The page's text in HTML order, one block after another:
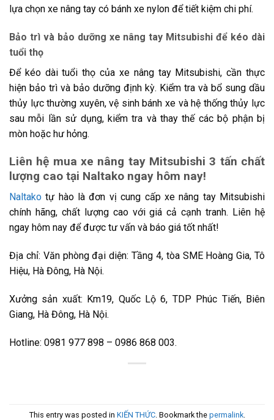
lựa chọn xe nâng tay có bánh xe nylon để tiết kiệm chi phí.
Bảo trì và bảo dưỡng xe nâng tay Mitsubishi để kéo dài
tuổi thọ
Để kéo dài tuổi thọ của xe nâng tay Mitsubishi, cần thực
hiện bảo trì và bảo dưỡng định kỳ. Kiểm tra và bổ sung dầu
thủy lực thường xuyên, vệ sinh bánh xe và hệ thống thủy lực
sau mỗi lần sử dụng, kiểm tra và thay thế các bộ phận bị
mòn hoặc hư hỏng.
Liên hệ mua xe nâng tay Mitsubishi 3 tấn chất
lượng cao tại Naltako ngay hôm nay!
Naltako tự hào là đơn vị cung cấp xe nâng tay Mitsubishi
chính hãng, chất lượng cao với giá cả cạnh tranh. Liên hệ
ngay hôm nay để được tư vấn và báo giá tốt nhất!
Địa chỉ: Văn phòng đại diện: Tầng 4, tòa SME Hoàng Gia, Tô
Hiệu, Hà Đông, Hà Nội.
Xưởng sản xuất: Km19, Quốc Lộ 6, TDP Phúc Tiến, Biên
Giang, Hà Đông, Hà Nội.
Hotline: 0981 977 898 – 0986 868 003.
This entry was posted in KIẾN THỨC. Bookmark the permalink.